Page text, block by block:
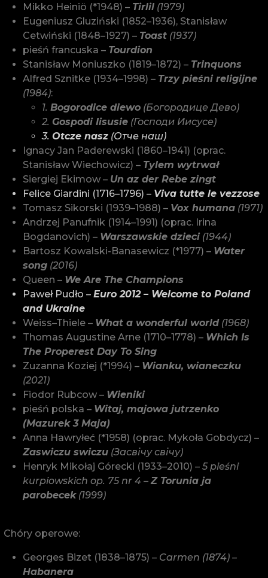
Mikko Heiniö (*1948) – Tirlil (1979)
Eugeniusz Gluziński (1852–1936), Stanisław
Cetwiński (1848–1927) – Toast (1937)
pieśń francuska – Tourdion
Stanisław Moniuszko (1819–1872) – Trinquons
Alfred Sznitke (1934–1998) – Trzy pieśni religijne
(1984):
1.Bogorodice diewo (Богородице Дево)
2. Gospodi Iisusie (Господи Иисусе)
3.Otcze nasz (Отче наш)
Ignacy Jan Paderewski (1860–1941) (oprac.
Stanisław Wiechowicz) – Tylem wytrwał
Siergiej Ekimow – Un az der Rebe zingt
Felice Giardini (1716–1796) – Viva tutte le vezzose
Tomasz Sikorski (1939–1988) – Vox humana (1971)
Andrzej Panufnik (1914–1991) (oprac. Irina
Bogdanovich) – Warszawskie dzieci(1944)
Bartosz Kowalski-Banasewicz (*1977) – Water
song (2016)
Queen – We Are The Champions
Paweł Pudło –Euro 2012 – Welcome to Poland
and Ukraine
Weiss–Thiele – What a wonderful world(1968)
Thomas Augustine Arne (1710–1778) – Which Is
The Properest Day To Sing
Zuzanna Koziej (*1994) – Wianku, wianeczku
(2021)
Fiodor Rubcow – Wieniki
pieśń polska – Witaj, majowa jutrzenko
(Mazurek 3 Maja)
Anna Hawryłeć (*1958) (oprac. Mykoła Gobdycz) –
Zaswiczu swiczu (Засвічу свічу)
Henryk Mikołaj Górecki (1933–2010) –5 pieśni
kurpiowskich op. 75 nr 4 –Z Torunia ja
parobecek(1999)
Chóry operowe:
Georges Bizet (1838–1875) – Carmen (1874) –
Habanera